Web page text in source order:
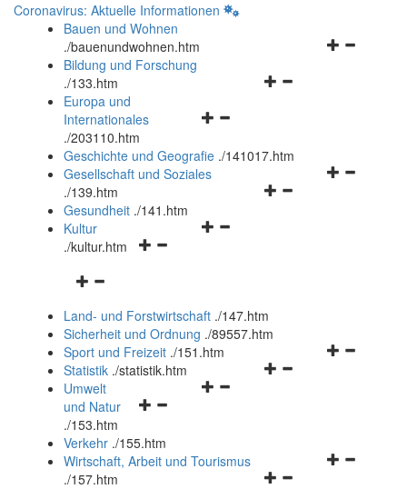
Coronavirus: Aktuelle Informationen
Bauen und Wohnen
./bauenundwohnen.htm
Navigationsmenü
Bildung und Forschung
./133.htm
Navigationsmenü
und
schließen
Europa und
Internationales
./203110.htm
Geschichte und Geografie ./141017.htm
Navigationsmenü
Gesellschaft und Soziales
./139.htm
Navigationsmenü
Gesundheit ./141.htm
Navigationsmenü
Kultur
./kultur.htm
Navigationsmenü
und
schließen
Land- und Forstwirtschaft ./147.htm
Sicherheit und Ordnung ./89557.htm
Navigationsmenü
Sport und Freizeit ./151.htm
Navigationsmenü
Statistik ./statistik.htm
Navigationsmenü
und
schließen
Umwelt
und Natur
./153.htm
Verkehr ./155.htm
Navigationsmenü
Wirtschaft, Arbeit und Tourismus
./157.htm